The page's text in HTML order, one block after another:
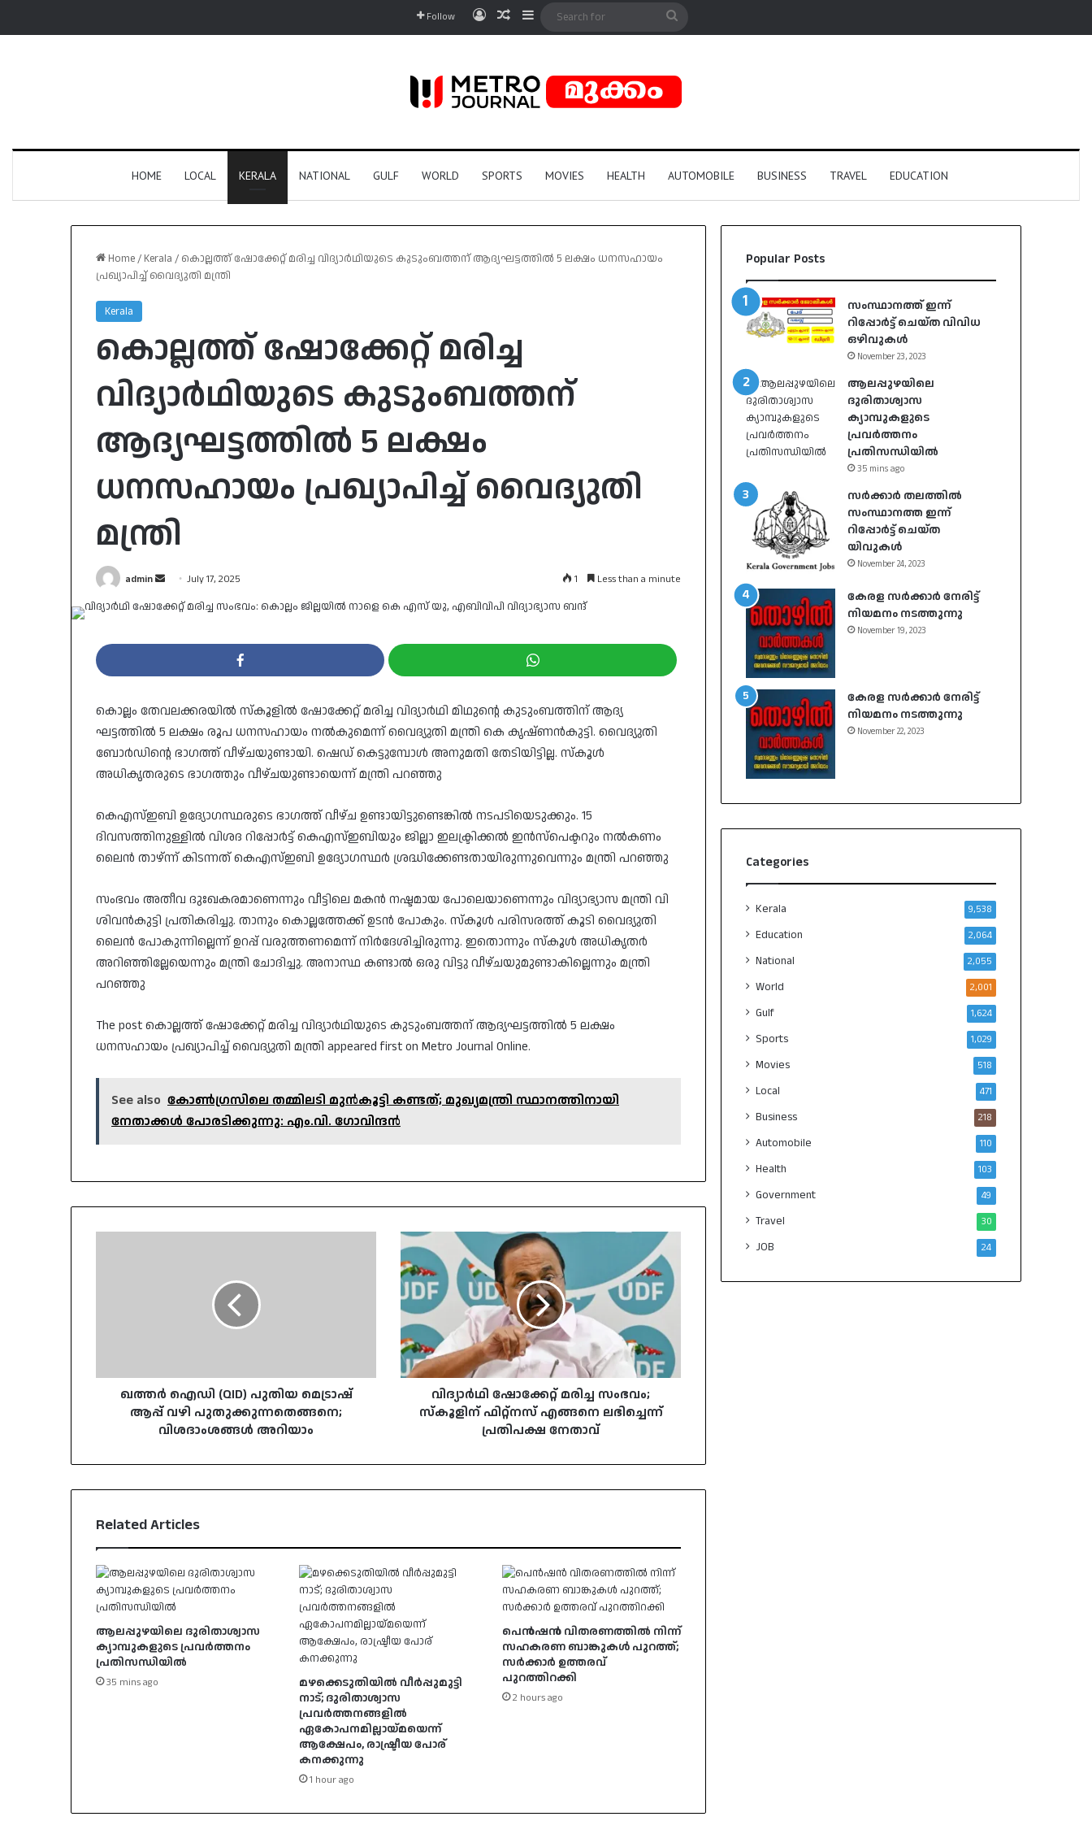
Follow Log InRandom Article
Sidebar
Search
HOME LOCAL KERALA NATIONAL GULF WORLD SPORTS MOVIES HEALTH AUTOMOBILE BUSINESS TRAVEL EDUCATION
Home/ Kerala / കൊല്ലത്ത് ഷോക്കേറ്റ് മരിച്ച വിദ്യാർഥിയുടെ കുടുംബത്തന് ആദ്യഘട്ടത്തിൽ 5 ലക്ഷം ധനസഹായം
പ്രഖ്യാപിച്ച് വൈദ്യുതി മന്ത്രി
Kerala
കൊല്ലത്ത് ഷോക്കേറ്റ് മരിച്ച
വിദ്യാർഥിയുടെ കുടുംബത്തന്
ആദ്യഘട്ടത്തിൽ 5 ലക്ഷം
ധനസഹായം പ്രഖ്യാപിച്ച് വൈദ്യുതി
മന്ത്രി
admin
Send July 17, 2025 1 Less than a minute
കൊല്ലം തേവലക്കരയിൽ സ്‌കൂളിൽ ഷോക്കേറ്റ് മരിച്ച വിദ്യാർഥി മിഥുന്റെ കുടുംബത്തിന് ആദ്യ
ഘട്ടത്തിൽ 5 ലക്ഷം രൂപ ധനസഹായം നൽകുമെന്ന് വൈദ്യുതി മന്ത്രി കെ കൃഷ്ണൻകുട്ടി. വൈദ്യുതി
ബോര്‍ഡിന്റെ ഭാഗത്ത് വീഴ്ചയുണ്ടായി. ഷെഡ് കെട്ടുമ്പോൾ അനുമതി തേടിയിട്ടില്ല. സ്‌കൂൾ
അധികൃതരുടെ ഭാഗത്തും വീഴ്ചയുണ്ടായെന്ന് മന്ത്രി പറഞ്ഞു
കെഎസ്ഇബി ഉദ്യോഗസ്ഥരുടെ ഭാഗത്ത് വീഴ്ച ഉണ്ടായിട്ടുണ്ടെങ്കിൽ നടപടിയെടുക്കും. 15
ദിവസത്തിനുള്ളിൽ വിശദ റിപ്പോർട്ട് കെഎസ്ഇബിയും ജില്ലാ ഇലക്ട്രിക്കൽ ഇൻസ്‌പെക്ടറും നൽകണം
ലൈൻ താഴ്ന്ന് കിടന്നത് കെഎസ്ഇബി ഉദ്യോഗസ്ഥർ ശ്രദ്ധിക്കേണ്ടതായിരുന്നുവെന്നും മന്ത്രി പറഞ്ഞു
സംഭവം അതീവ ദുഃഖകരമാണെന്നും വീട്ടിലെ മകൻ നഷ്ടമായ പോലെയാണെന്നും വിദ്യാഭ്യാസ മന്ത്രി വി
ശിവൻകുട്ടി പ്രതികരിച്ചു. താനും കൊല്ലത്തേക്ക് ഉടൻ പോകും. സ്‌കൂൾ പരിസരത്ത് കൂടി വൈദ്യുതി
ലൈൻ പോകുന്നില്ലെന്ന് ഉറപ്പ് വരുത്തണമെന്ന് നിർദേശിച്ചിരുന്നു. ഇതൊന്നും സ്‌കൂൾ അധികൃതർ
അറിഞ്ഞില്ലേയെന്നും മന്ത്രി ചോദിച്ചു. അനാസ്ഥ കണ്ടാൽ ഒരു വിട്ടു വീഴ്ചയുമുണ്ടാകില്ലെന്നും മന്ത്രി
പറഞ്ഞു
The post കൊല്ലത്ത് ഷോക്കേറ്റ് മരിച്ച വിദ്യാർഥിയുടെ കുടുംബത്തന് ആദ്യഘട്ടത്തിൽ 5 ലക്ഷം
ധനസഹായം പ്രഖ്യാപിച്ച് വൈദ്യുതി മന്ത്രി appeared first on Metro Journal Online.
See also കോൺഗ്രസിലെ തമ്മിലടി മുൻകൂട്ടി കണ്ടത്; മുഖ്യമന്ത്രി സ്ഥാനത്തിനായി
നേതാക്കൾ പോരടിക്കുന്നു: എം.വി. ഗോവിന്ദൻ
വിശദാംശങ്ങൾ
അറിയാംഖത്തർ ഐഡി (QID) പുതിയ മെട്രാഷ്
ആപ്പ് വഴി പുതുക്കുന്നതെങ്ങനെ;
വിശദാംശങ്ങൾ അറിയാം
വിദ്യാർഥി
ഷോക്കേറ്റ്
മരിച്ച
സംഭവം;
സ്‌കൂളിന്
ഫിറ്റ്‌നസ്
എങ്ങനെ
ലഭിച്ചെന്ന്
പ്രതിപക്ഷ
നേതാവ്വിദ്യാർഥി ഷോക്കേറ്റ് മരിച്ച സംഭവം;
സ്‌കൂളിന് ഫിറ്റ്‌നസ് എങ്ങനെ ലഭിച്ചെന്ന്
പ്രതിപക്ഷ നേതാവ്
Related Articles
ആലപ്പുഴയിലെ ദുരിതാശ്വാസ
ക്യാമ്പുകളുടെ പ്രവർത്തനം
പ്രതിസന്ധിയിൽ
35 mins ago
മഴക്കെടുതിയിൽ വീർപ്പുമുട്ടി
നാട്; ദുരിതാശ്വാസ
പ്രവർത്തനങ്ങളിൽ
ഏകോപനമില്ലായ്മയെന്ന്
ആക്ഷേപം, രാഷ്ട്രീയ പോര്
കനക്കുന്നു
1 hour ago
പെൻഷൻ വിതരണത്തിൽ നിന്ന്
സഹകരണ ബാങ്കുകൾ പുറത്ത്;
സർക്കാർ ഉത്തരവ്
പുറത്തിറക്കി
2 hours ago
Popular Posts
സംസ്ഥാനത്ത് ഇന്ന്
റിപ്പോർട്ട് ചെയ്ത വിവിധ
ഒഴിവുകൾ
November 23, 2023
ആലപ്പുഴയിലെ
ദുരിതാശ്വാസ
ക്യാമ്പുകളുടെ
പ്രവർത്തനം
പ്രതിസന്ധിയിൽ
35 mins ago
സർക്കാർ തലത്തിൽ
സംസ്ഥാനത്ത ഇന്ന്
റിപ്പോർട്ട് ചെയ്ത
യിവുകൾ
November 24, 2023
കേരള സർക്കാർ നേരിട്ട്
നിയമനം നടത്തുന്നു
November 19, 2023
കേരള സർക്കാർ നേരിട്ട്
നിയമനം നടത്തുന്നു
November 22, 2023
Categories
Kerala 9,538
Education 2,064
National 2,055
World 2,001
Gulf 1,624
Sports 1,029
Movies 518
Local 471
Business 218
Automobile 110
Health 103
Government 49
Travel 30
JOB 24